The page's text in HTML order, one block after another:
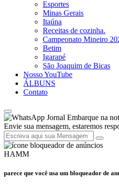
Esportes
Minas Gerais
Itaúna
Receitas de cozinha.
Campeonato Mineiro
Betim
Igarapé
São Joaquim de Bicas
Nosso YouTube
ÁLBUNS
Contato
Jornal Embarque na
Envie sua mensagem, estaremos
HAMM
parece que você usa um bloqueador de